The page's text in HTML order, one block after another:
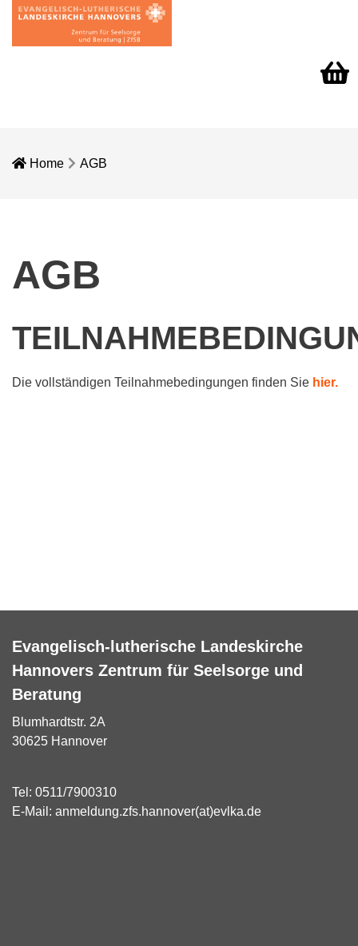
Home AGB
AGB
Die vollständigen Teilnahmebedingungen finden Sie hier.
Evangelisch-lutherische Landeskirche
Hannovers Zentrum für Seelsorge und
Beratung
Blumhardtstr. 2A
30625 Hannover
Tel: 0511/7900310
E-Mail: anmeldung.zfs.hannover(at)evlka.de